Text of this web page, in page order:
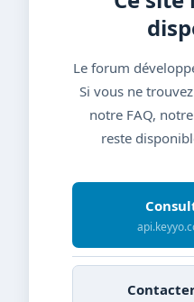
Le forum
Si vous ne
notre FAQ,
reste